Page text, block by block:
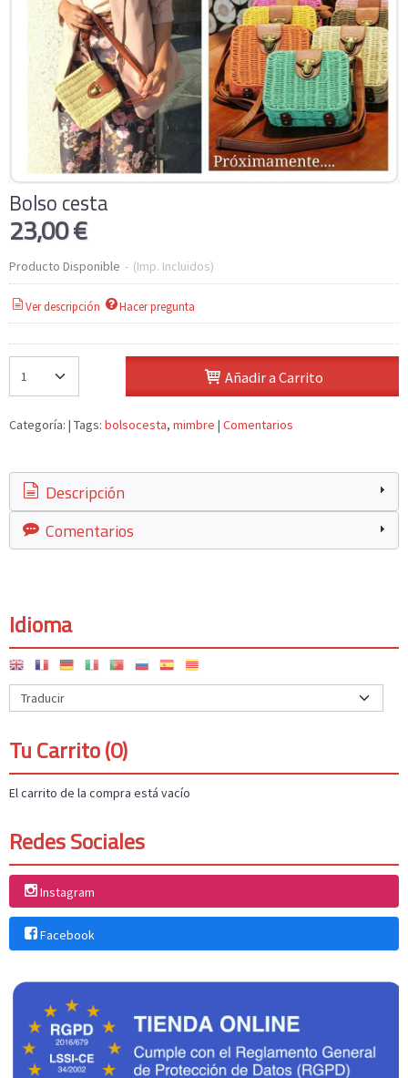
Idioma
Tu Carrito (0)
El carrito de la compra está vacío
Redes Sociales
Instagram
Facebook
Bolso cesta
23,00 €
Producto Disponible - (Imp. Incluidos)
Ver descripción Hacer pregunta
Añadir a Carrito
Categoría: | Tags: bolsocesta mimbre | Comentarios
Descripción
Comentarios